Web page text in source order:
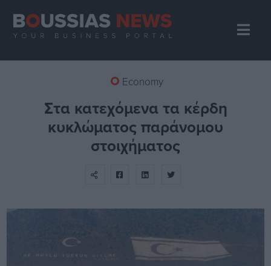
Economy
Στα κατεχόμενα τα κέρδη
κυκλώματος παράνομου
στοιχήματος